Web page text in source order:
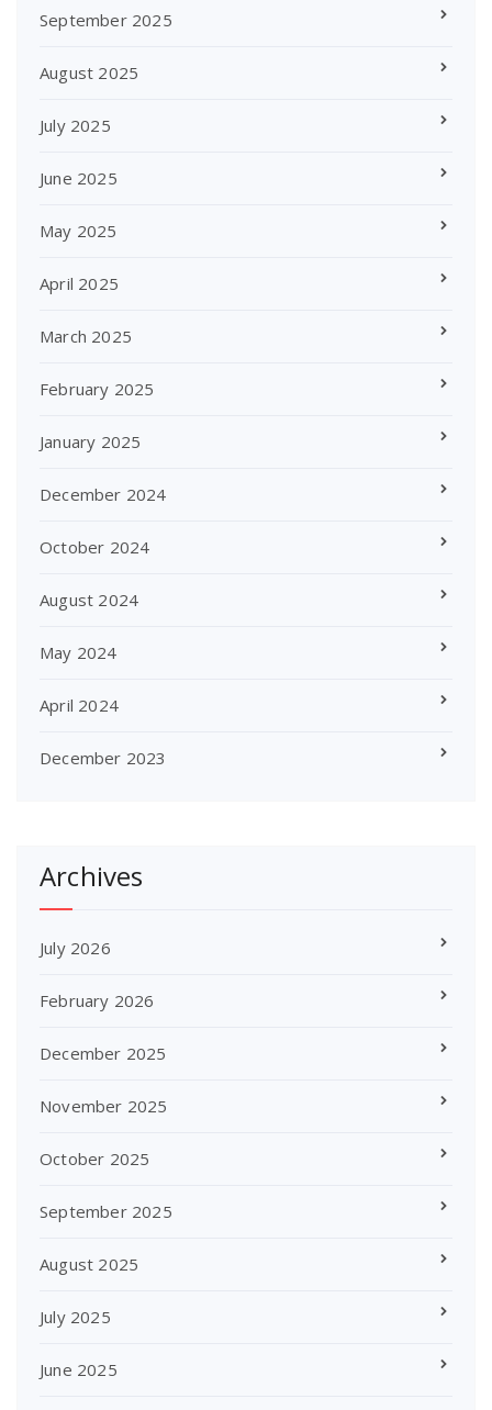
September 2025
August 2025
July 2025
June 2025
May 2025
April 2025
March 2025
February 2025
January 2025
December 2024
October 2024
August 2024
May 2024
April 2024
December 2023
Archives
July 2026
February 2026
December 2025
November 2025
October 2025
September 2025
August 2025
July 2025
June 2025